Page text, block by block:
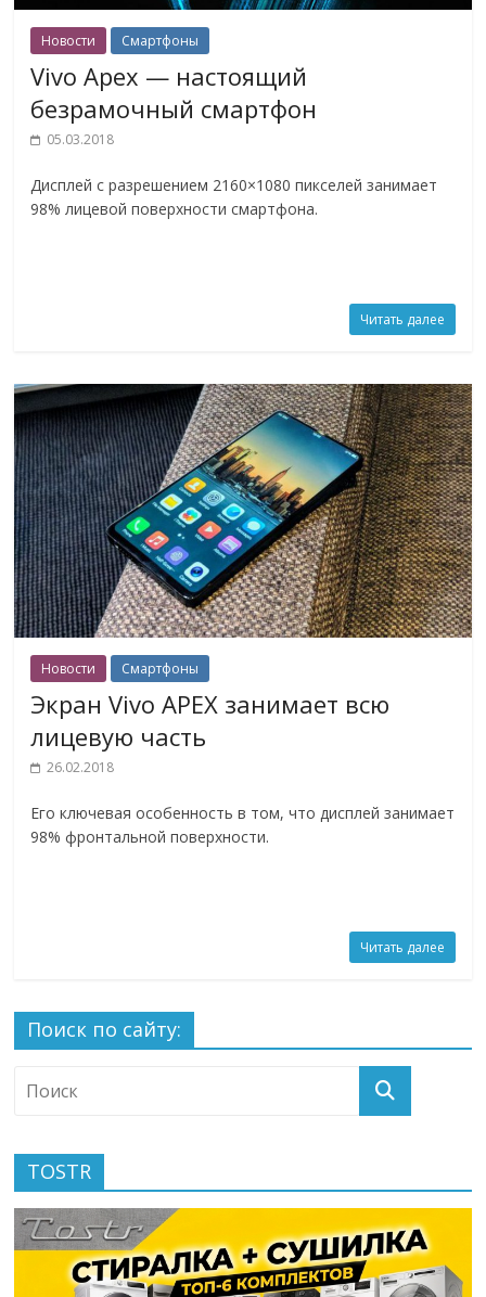
Новости Смартфоны
Vivo Apex — настоящий
безрамочный смартфон
05.03.2018
Дисплей с разрешением 2160×1080 пикселей занимает
98% лицевой поверхности смартфона.
Читать далее
Новости Смартфоны
Экран Vivo APEX занимает всю
лицевую часть
26.02.2018
Его ключевая особенность в том, что дисплей занимает
98% фронтальной поверхности.
Читать далее
Поиск по сайту:
TOSTR